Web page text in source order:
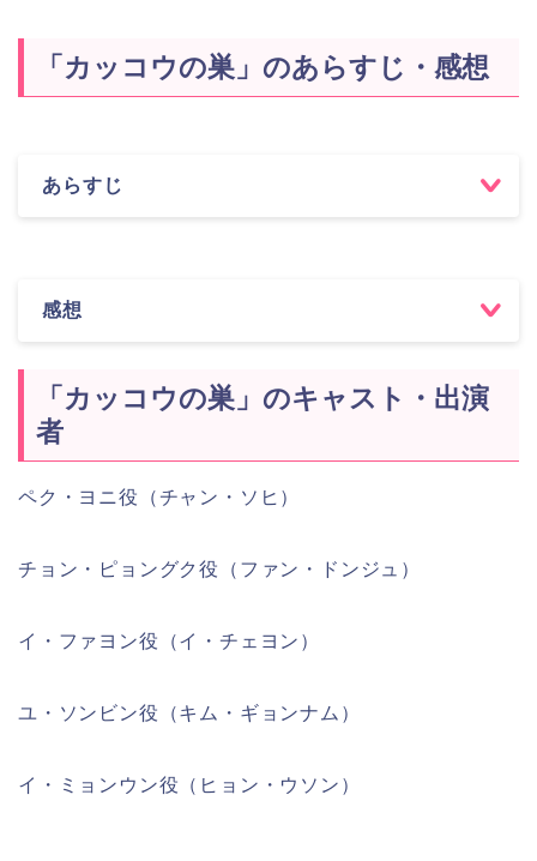
「カッコウの巣」のあらすじ・感想
あらすじ
感想
「カッコウの巣」のキャスト・出演
者
ペク・ヨニ役（チャン・ソヒ）
チョン・ピョングク役（ファン・ドンジュ）
イ・ファヨン役（イ・チェヨン）
ユ・ソンビン役（キム・ギョンナム）
イ・ミョンウン役（ヒョン・ウソン）